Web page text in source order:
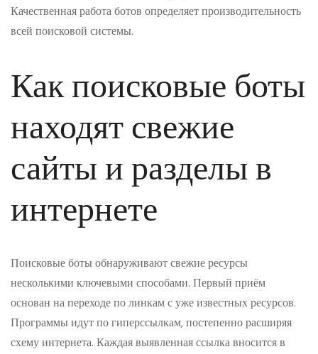
Качественная работа ботов определяет производительность
всей поисковой системы.
Как поисковые боты
находят свежие
сайты и разделы в
интернете
Поисковые боты обнаруживают свежие ресурсы
несколькими ключевыми способами. Первый приём
основан на переходе по линкам с уже известных ресурсов.
Программы идут по гиперссылкам, постепенно расширяя
схему интернета. Каждая выявленная ссылка вносится в